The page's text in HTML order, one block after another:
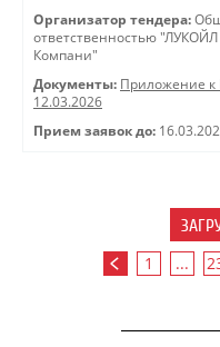
Организатор тендера:
ответственностью
Компани"
Документы: Приложение к
12.03.2026
Прием заявок до:
1 ...